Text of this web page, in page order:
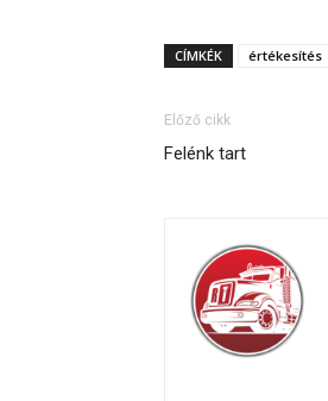
CÍMKÉK értékesítés
Előző cikk
Felénk tart